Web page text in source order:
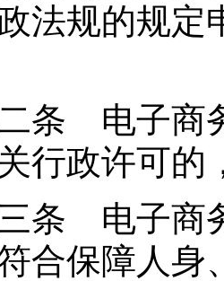
法规的规定
电子商务
行政许可的
电子商务
合保障人身